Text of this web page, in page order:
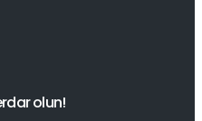
olun!